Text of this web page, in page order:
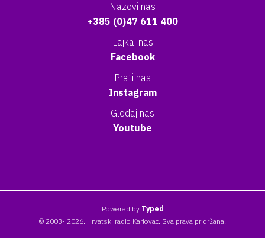
Nazovi nas
+385 (0)47 611 400
Lajkaj nas
Facebook
Prati nas
Instagram
Gledaj nas
Youtube
Powered by Typed
© 2003- 2026. Hrvatski radio Karlovac. Sva prava pridržana.